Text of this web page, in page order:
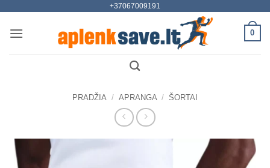
content
+37067009191
0
PRADŽIA / APRANGA / ŠORTAI